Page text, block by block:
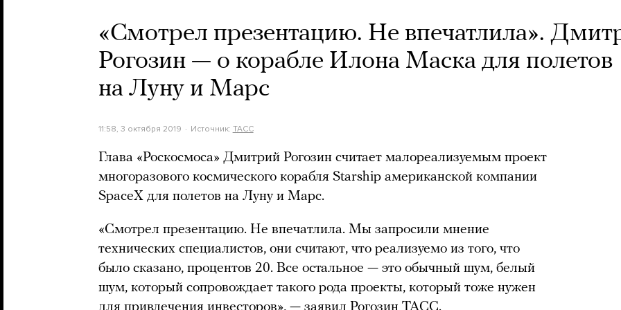
«Смотрел презентацию. Не впечатлила».
Рогозин — о корабле Илона Маска для полетов
на Луну и Марс
11:58, 3 октября 2019 Источник: ТАСС
Глава «Роскосмоса» Дмитрий Рогозин считает малореализуемым проект
многоразового космического корабля Starship американской компании
SpaceX для полетов на Луну и Марс.
«Смотрел презентацию. Не впечатлила. Мы запросили мнение
технических специалистов, они считают, что реализуемо из того, что
было сказано, процентов 20. Все остальное — это обычный шум, белый
шум, который сопровождает такого рода проекты, который тоже нужен
для привлечения инвесторов», — заявил Рогозин ТАСС.